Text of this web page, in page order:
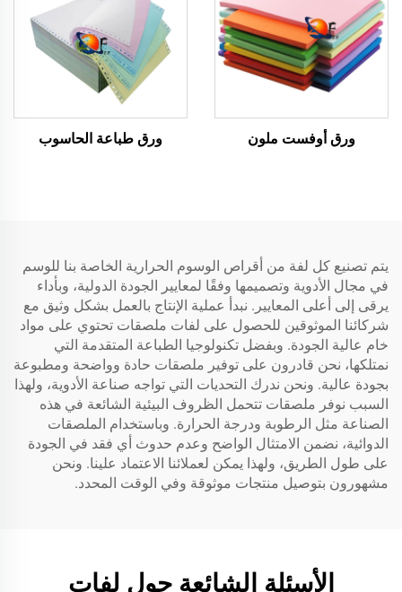
ورق أوفست ملون ورق طباعة الحاسوب
يتم تصنيع كل لفة من أقراص الوسوم الحرارية الخاصة بنا للوسم
في مجال الأدوية وتصميمها وفقًا لمعايير الجودة الدولية، وبأداء
يرقى إلى أعلى المعايير. نبدأ عملية الإنتاج بالعمل بشكل وثيق مع
شركائنا الموثوقين للحصول على لفات ملصقات تحتوي على مواد
خام عالية الجودة. وبفضل تكنولوجيا الطباعة المتقدمة التي
نمتلكها، نحن قادرون على توفير ملصقات حادة وواضحة ومطبوعة
بجودة عالية. ونحن ندرك التحديات التي تواجه صناعة الأدوية، ولهذا
السبب نوفر ملصقات تتحمل الظروف البيئية الشائعة في هذه
الصناعة مثل الرطوبة ودرجة الحرارة. وباستخدام الملصقات
الدوائية، نضمن الامتثال الواضح وعدم حدوث أي فقد في الجودة
على طول الطريق، ولهذا يمكن لعملائنا الاعتماد علينا. ونحن
مشهورون بتوصيل منتجات موثوقة وفي الوقت المحدد.
الأسئلة الشائعة حول لفات